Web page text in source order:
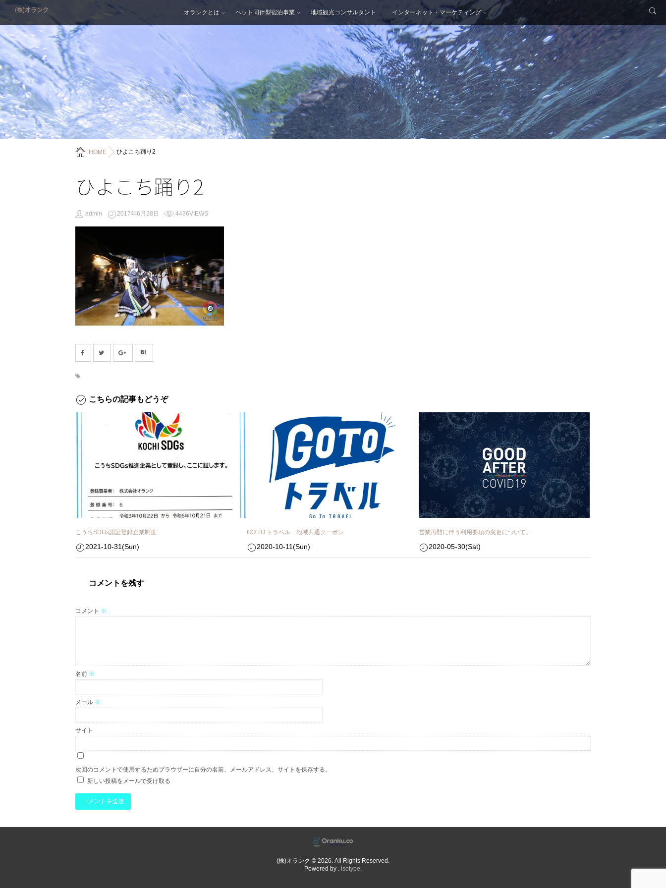
(株)オランク オランクとは ペット同伴型宿泊事業 地域観光コンサルタント インターネット・マーケティング
HOME ひよこち踊り2
ひよこち踊り2
admin 2017年6月28日 4436VIEWS
こちらの記事もどうぞ
こうちSDGs認証登録企業制度
2021-10-31(Sun)
GO TO トラベル 地域共通クーポン
2020-10-11(Sun)
営業再開に伴う利用要項の変更について。
2020-05-30(Sat)
コメントを残す
コメント ※
名前 ※
メール ※
サイト
次回のコメントで使用するためブラウザーに自分の名前、メールアドレス、サイトを保存する。
新しい投稿をメールで受け取る
(株)オランク © 2026. All Rights Reserved.
Powered by . isotype